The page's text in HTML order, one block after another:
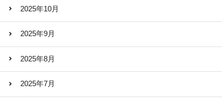
2025年10月
2025年9月
2025年8月
2025年7月